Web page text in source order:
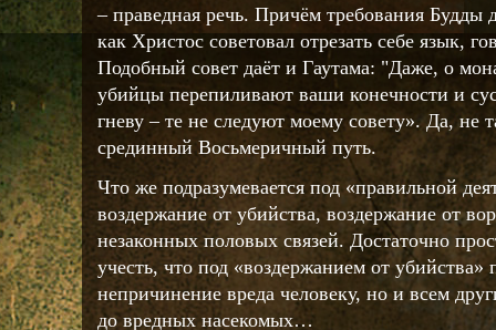
– праведная речь. Причём требования
как Христос советовал отрезать себе язык,
Подобный совет даёт и Гаутама: "Даже, о
убийцы перепиливают ваши конечности и
гневу – те не следуют моему совету». Да, не
срединный Восьмеричный путь.
Что же подразумевается под «правильной
воздержание от убийства, воздержание от
незаконных половых связей. Достаточно
учесть, что под «воздержанием от убийства»
непричинение вреда человеку, но и всем
до вредных насекомых…